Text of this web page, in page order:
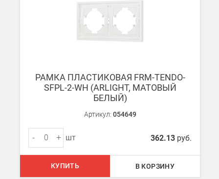
РАМКА ПЛАСТИКОВАЯ FRM-TENDO-
SFPL-2-WH (ARLIGHT, МАТОВЫЙ
БЕЛЫЙ)
Артикул: 054649
- + шт 362.13 руб.
КУПИТЬ В КОРЗИНУ